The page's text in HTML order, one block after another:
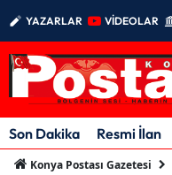
YAZARLAR VİDEOLAR
Son Dakika Resmi İlan
Konya Postası Gazetesi